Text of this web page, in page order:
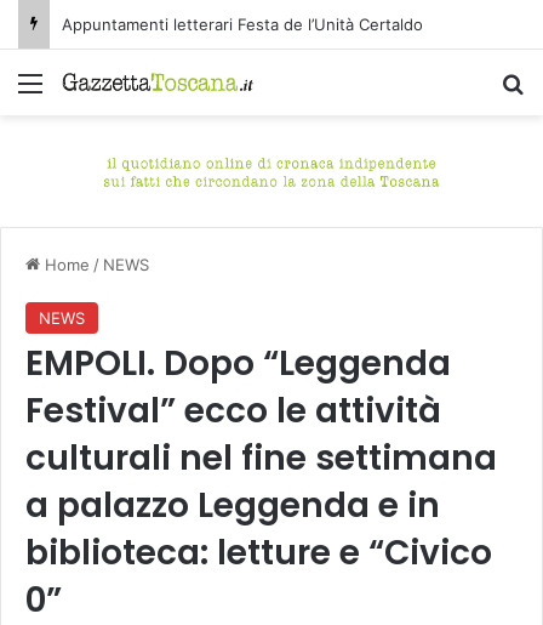
Appuntamenti letterari Festa de l’Unità Certaldo
Menu
Home / NEWS
NEWS
EMPOLI. Dopo “Leggenda
Festival” ecco le attività
culturali nel fine settimana
a palazzo Leggenda e in
biblioteca: letture e “Civico
0”